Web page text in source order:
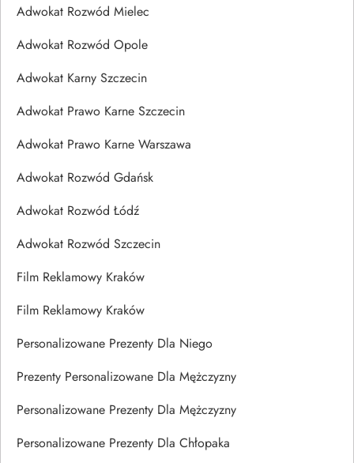
Adwokat Rozwód Mielec
Adwokat Rozwód Opole
Adwokat Karny Szczecin
Adwokat Prawo Karne Szczecin
Adwokat Prawo Karne Warszawa
Adwokat Rozwód Gdańsk
Adwokat Rozwód Łódź
Adwokat Rozwód Szczecin
Film Reklamowy Kraków
Film Reklamowy Kraków
Personalizowane Prezenty Dla Niego
Prezenty Personalizowane Dla Mężczyzny
Personalizowane Prezenty Dla Mężczyzny
Personalizowane Prezenty Dla Chłopaka